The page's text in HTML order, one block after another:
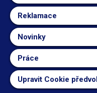
Reklamace
Novinky
Práce
Upravit Cookie